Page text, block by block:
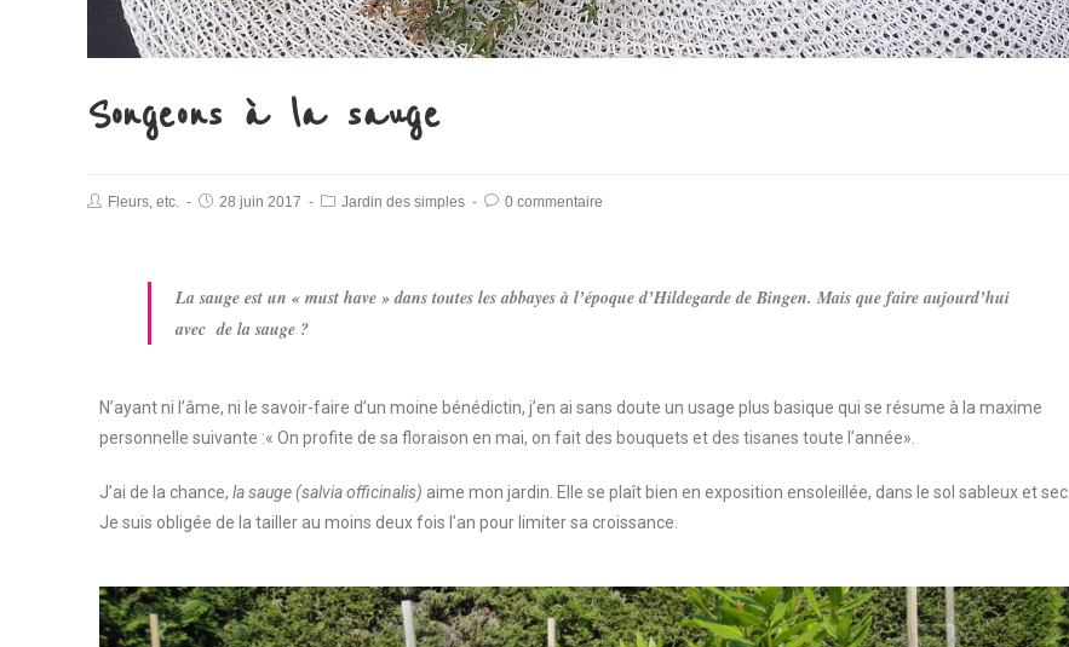
Songeons à la sauge
Fleurs, etc. 28 juin 2017 Jardin des simples 0 commentaire
La sauge est un « must have » dans toutes les abbayes à l’époque d’Hildegarde de Bingen. Mais que faire aujourd’hui
avec de la sauge ?
N’ayant ni l’âme, ni le savoir-faire d’un moine bénédictin, j’en ai sans doute un usage plus basique qui se résume à la maxime
personnelle suivante :« On profite de sa floraison en mai, on fait des bouquets et des tisanes toute l’année».
J’ai de la chance, la sauge (salvia officinalis) aime mon jardin. Elle se plaît bien en exposition ensoleillée, dans le sol sableux et sec.
Je suis obligée de la tailler au moins deux fois l’an pour limiter sa croissance.